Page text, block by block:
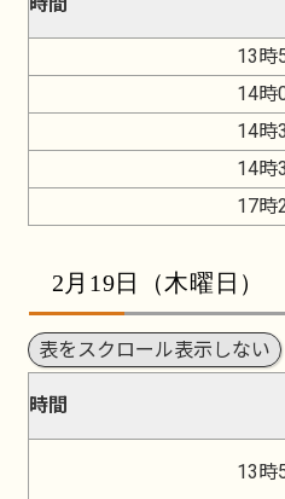
13時
14時
14時
14時
17時
2月19日（木曜日）
表をスクロール表示しない
時間
13時